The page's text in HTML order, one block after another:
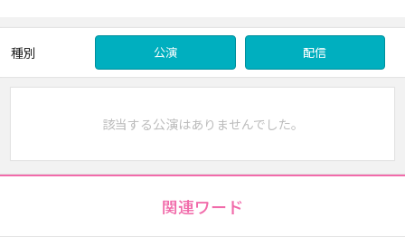
種別 公演 配信
該当する公演はありませんでした。
関連ワード